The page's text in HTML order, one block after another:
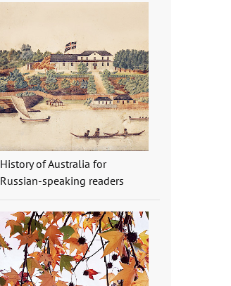
History of Australia for
Russian-speaking readers